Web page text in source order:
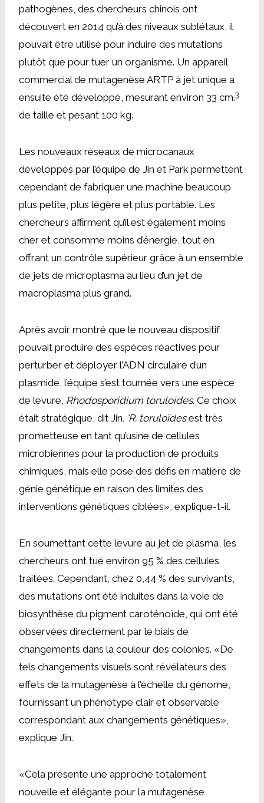
pathogènes, des chercheurs chinois ont
découvert en 2014 qu’à des niveaux sublétaux, il
pouvait être utilisé pour induire des mutations
plutôt que pour tuer un organisme. Un appareil
commercial de mutagenèse ARTP à jet unique a
ensuite été développé, mesurant environ 33 cm.3
de taille et pesant 100 kg.
Les nouveaux réseaux de microcanaux
développés par l’équipe de Jin et Park permettent
cependant de fabriquer une machine beaucoup
plus petite, plus légère et plus portable. Les
chercheurs affirment qu’il est également moins
cher et consomme moins d’énergie, tout en
offrant un contrôle supérieur grâce à un ensemble
de jets de microplasma au lieu d’un jet de
macroplasma plus grand.
Après avoir montré que le nouveau dispositif
pouvait produire des espèces réactives pour
perturber et déployer l’ADN circulaire d’un
plasmide, l’équipe s’est tournée vers une espèce
de levure, Rhodosporidium toruloides. Ce choix
était stratégique, dit Jin. ‘R. toruloïdesest très
prometteuse en tant qu’usine de cellules
microbiennes pour la production de produits
chimiques, mais elle pose des défis en matière de
génie génétique en raison des limites des
interventions génétiques ciblées», explique-t-il.
En soumettant cette levure au jet de plasma, les
chercheurs ont tué environ 95 % des cellules
traitées. Cependant, chez 0,44 % des survivants,
des mutations ont été induites dans la voie de
biosynthèse du pigment caroténoïde, qui ont été
observées directement par le biais de
changements dans la couleur des colonies. «De
tels changements visuels sont révélateurs des
effets de la mutagenèse à l’échelle du génome,
fournissant un phénotype clair et observable
correspondant aux changements génétiques»,
explique Jin.
«Cela présente une approche totalement
nouvelle et élégante pour la mutagenèse